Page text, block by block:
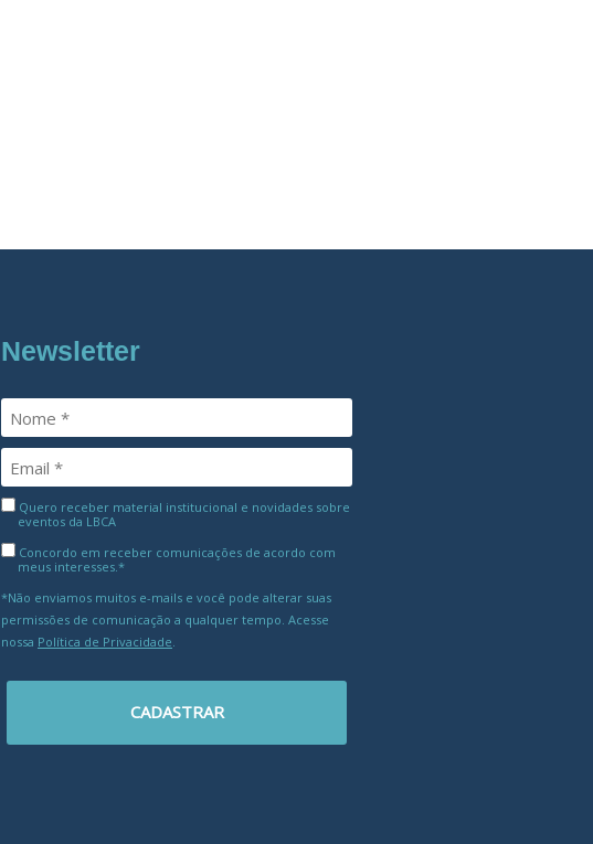
Newsletter
Quero receber material institucional e novidades sobre
eventos da LBCA
Concordo em receber comunicações de acordo com
meus interesses.*
*Não enviamos muitos e-mails e você pode alterar suas
permissões de comunicação a qualquer tempo. Acesse
nossa Política de Privacidade
CADASTRAR